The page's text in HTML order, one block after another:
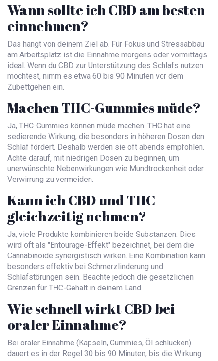
Wann sollte ich CBD am besten
einnehmen?
Das hängt von deinem Ziel ab. Für Fokus und Stressabbau
am Arbeitsplatz ist die Einnahme morgens oder vormittags
ideal. Wenn du CBD zur Unterstützung des Schlafs nutzen
möchtest, nimm es etwa 60 bis 90 Minuten vor dem
Zubettgehen ein.
Machen THC-Gummies müde?
Ja, THC-Gummies können müde machen. THC hat eine
sedierende Wirkung, die besonders in höheren Dosen den
Schlaf fördert. Deshalb werden sie oft abends empfohlen.
Achte darauf, mit niedrigen Dosen zu beginnen, um
unerwünschte Nebenwirkungen wie Mundtrockenheit oder
Verwirrung zu vermeiden.
Kann ich CBD und THC
gleichzeitig nehmen?
Ja, viele Produkte kombinieren beide Substanzen. Dies
wird oft als "Entourage-Effekt" bezeichnet, bei dem die
Cannabinoide synergistisch wirken. Eine Kombination kann
besonders effektiv bei Schmerzlinderung und
Schlafstörungen sein. Beachte jedoch die gesetzlichen
Grenzen für THC-Gehalt in deinem Land.
Wie schnell wirkt CBD bei
oraler Einnahme?
Bei oraler Einnahme (Kapseln, Gummies, Öl schlucken)
dauert es in der Regel 30 bis 90 Minuten, bis die Wirkung